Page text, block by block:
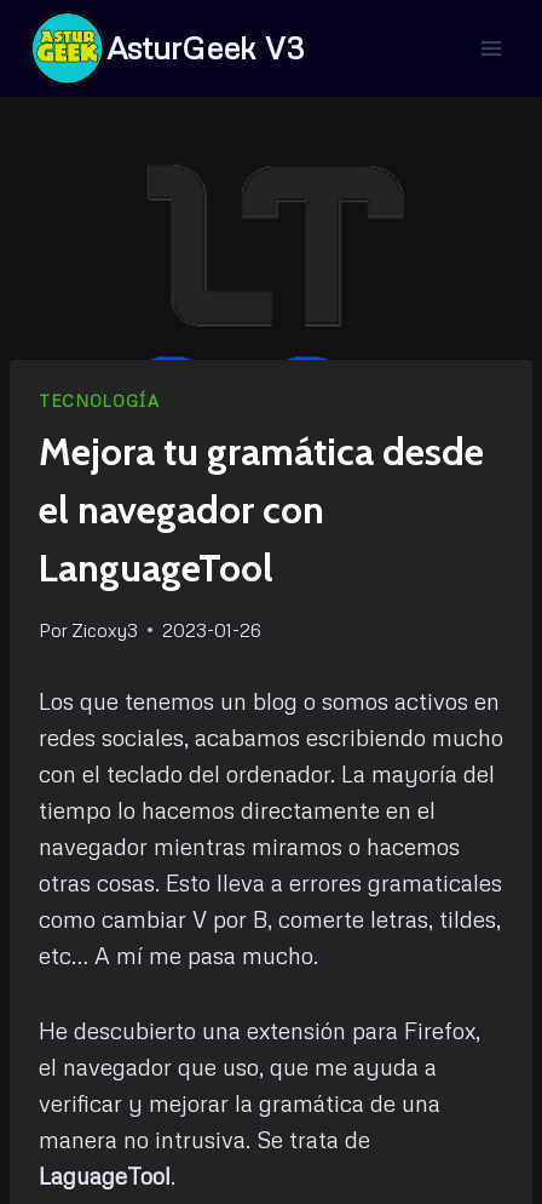
Saltar
contenido
AsturGeek V3
TECNOLOGÍA
Mejora tu gramática desde
el navegador con
LanguageTool
Por Zicoxy3 2023-01-26
Los que tenemos un blog o somos activos en
redes sociales, acabamos escribiendo mucho
con el teclado del ordenador. La mayoría del
tiempo lo hacemos directamente en el
navegador mientras miramos o hacemos
otras cosas. Esto lleva a errores gramaticales
como cambiar V por B, comerte letras, tildes,
etc… A mí me pasa mucho.
He descubierto una extensión para Firefox,
el navegador que uso, que me ayuda a
verificar y mejorar la gramática de una
manera no intrusiva. Se trata de
LaguageTool.